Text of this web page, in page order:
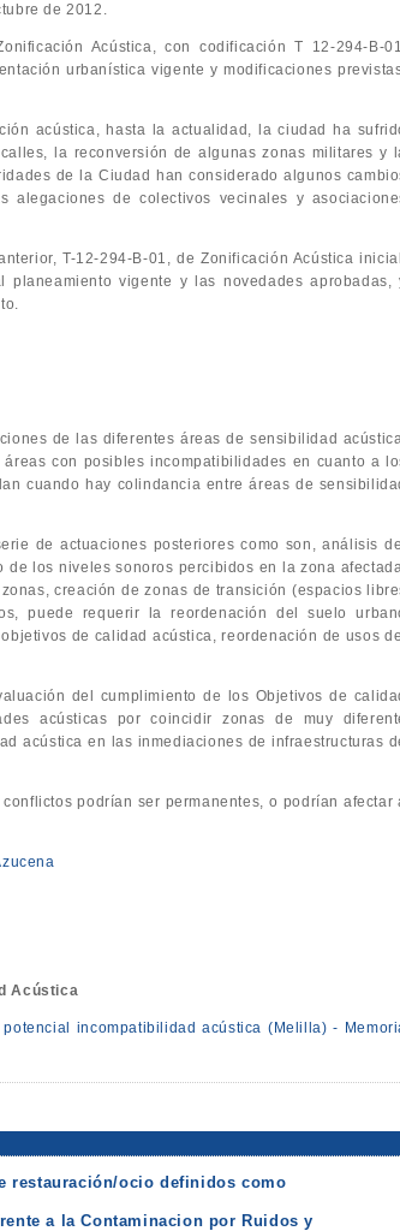
de 2012.
Acústica, con codificación T 12-294-B-
urbanística vigente y modificaciones
acústica, hasta la actualidad, la ciudad ha
la reconversión de algunas zonas militares y
de la Ciudad han considerado algunos
de colectivos vecinales y
T-12-294-B-01, de Zonificación Acústica
vigente y las novedades aprobadas,
de las diferentes áreas de sensibilidad
con posibles incompatibilidades en cuanto a
cuando hay colindancia entre áreas de
de actuaciones posteriores como son, análisis del
los niveles sonoros percibidos en la zona
creación de zonas de transición (espacios
puede requerir la reordenación del suelo
de calidad acústica, reordenación de usos del
del cumplimiento de los Objetivos de
acústicas por coincidir zonas de muy
acústica en las inmediaciones de infraestructuras
podrían ser permanentes, o podrían afectar
Acústica
incompatibilidad acústica (Melilla) -
restauración/ocio definidos como
a la Contaminacion por Ruidos y